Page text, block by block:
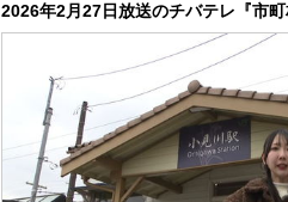
2026年2月27日放送のチバテレ『市